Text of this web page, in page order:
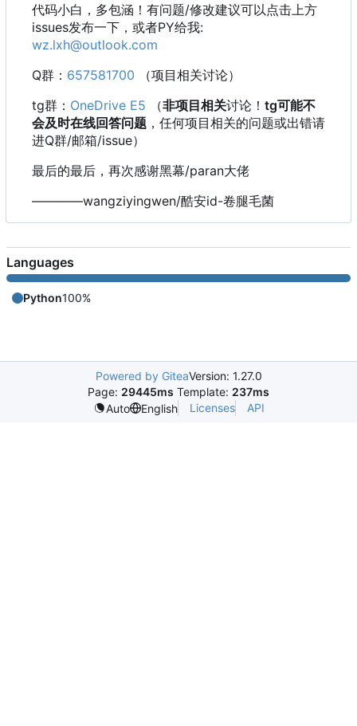
代码小白，多包涵！有问题/修改建议可以点击上方
issues发布一下，或者PY给我:
wz.lxh@outlook.com
Q群： 657581700 （项目相关讨论）
tg群： OneDrive E5 （非项目相关讨论！ tg可能不
会及时在线回答问题 ，任何项目相关的问题或出错请
进Q群/邮箱/issue）
最后的最后，再次感谢黑幕/paran大佬
————wangziyingwen/酷安id-卷腿毛菌
Languages
Python100%
Powered by GiteaVersion: 1.27.0
Page: 29445ms Template: 237ms
Auto
English Licenses API